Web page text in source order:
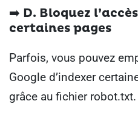
➡️ D. Bloquez
certaines pages
Parfois, vous pouvez
Google d’indexer
grâce au fichier robot.txt.